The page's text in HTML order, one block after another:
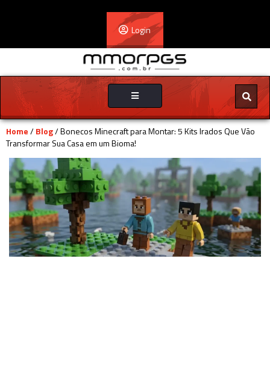
Login
Toggle
navigation
Home/Blog/ Bonecos Minecraft para Montar: 5 Kits Irados Que Vão
Transformar Sua Casa em um Bioma!